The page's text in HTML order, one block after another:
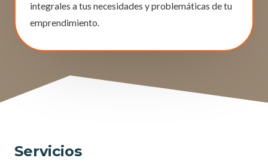
integrales a tus necesidades y problemáticas de tu
emprendimiento.
Servicios